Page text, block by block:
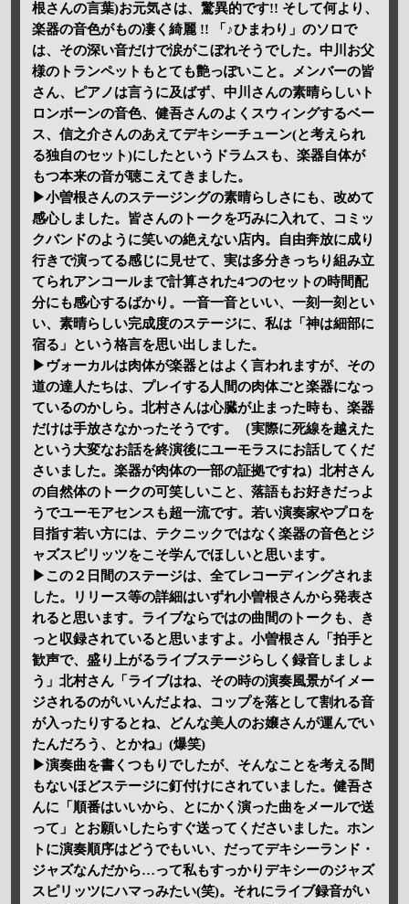
根さんの言葉)お元気さは、驚異的です!! そして何より、
楽器の音色がもの凄く綺麗 !! 「♪ひまわり」のソロで
は、その深い音だけで涙がこぼれそうでした。中川お父
様のトランペットもとても艶っぽいこと。メンバーの皆
さん、ピアノは言うに及ばず、中川さんの素晴らしいト
ロンボーンの音色、健吾さんのよくスウィングするベー
ス、信之介さんのあえてデキシーチューン(と考えられ
る独自のセット)にしたというドラムスも、楽器自体が
もつ本来の音が聴こえてきました。
▶小曽根さんのステージングの素晴らしさにも、改めて
感心しました。皆さんのトークを巧みに入れて、コミッ
クバンドのように笑いの絶えない店内。自由奔放に成り
行きで演ってる感じに見せて、実は多分きっちり組み立
てられアンコールまで計算された4つのセットの時間配
分にも感心するばかり。一音一音といい、一刻一刻とい
い、素晴らしい完成度のステージに、私は「神は細部に
宿る」という格言を思い出しました。
▶ヴォーカルは肉体が楽器とはよく言われますが、その
道の達人たちは、プレイする人間の肉体ごと楽器になっ
ているのかしら。北村さんは心臓が止まった時も、楽器
だけは手放さなかったそうです。（実際に死線を越えた
という大変なお話を終演後にユーモラスにお話してくだ
さいました。楽器が肉体の一部の証拠ですね）北村さん
の自然体のトークの可笑しいこと、落語もお好きだっよ
うでユーモアセンスも超一流です。若い演奏家やプロを
目指す若い方には、テクニックではなく楽器の音色とジ
ャズスピリッツをこそ学んでほしいと思います。
▶この２日間のステージは、全てレコーディングされま
した。リリース等の詳細はいずれ小曽根さんから発表さ
れると思います。ライブならではの曲間のトークも、き
っと収録されていると思いますよ。小曽根さん「拍手と
歓声で、盛り上がるライブステージらしく録音しましょ
う」北村さん「ライブはね、その時の演奏風景がイメー
ジされるのがいいんだよね、コップを落として割れる音
が入ったりするとね、どんな美人のお嬢さんが運んでい
たんだろう、とかね」(爆笑)
▶演奏曲を書くつもりでしたが、そんなことを考える間
もないほどステージに釘付けにされていました。健吾さ
んに「順番はいいから、とにかく演った曲をメールで送
って」とお願いしたらすぐ送ってくださいました。ホン
トに演奏順序はどうでもいい、だってデキシーランド・
ジャズなんだから…って私もすっかりデキシーのジャズ
スピリッツにハマっみたい(笑)。それにライブ録音がい